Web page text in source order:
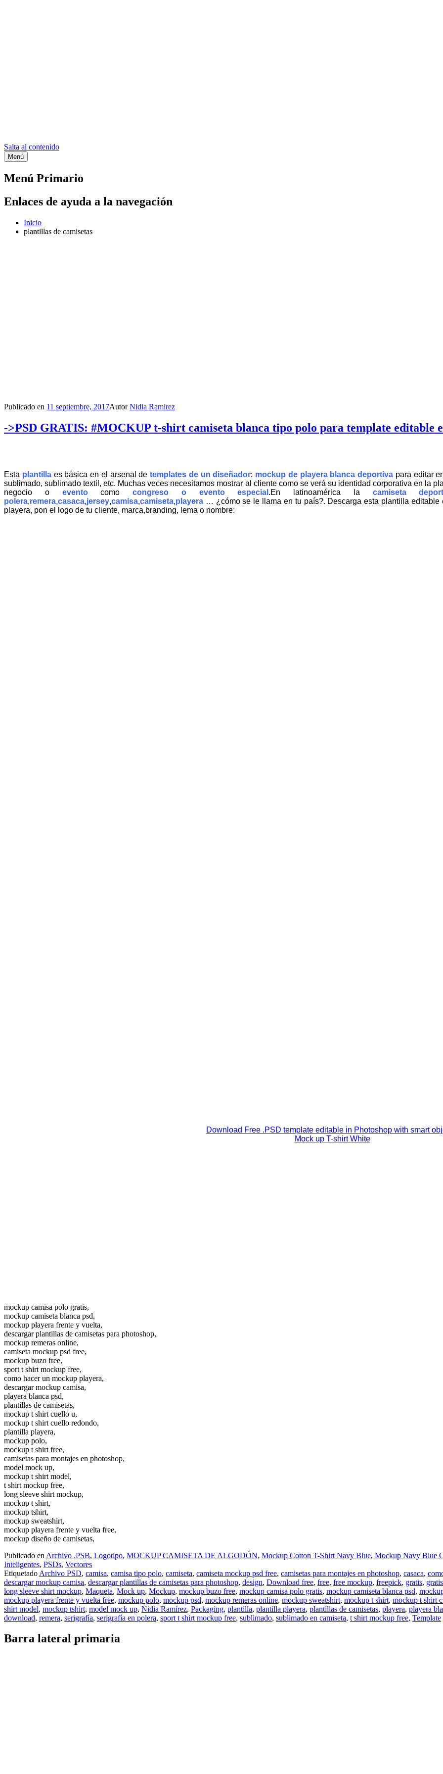
Salta al contenido
Etiqueta: plantillas de camisetas
Menú
Menú Primario
Enlaces de ayuda a la navegación
Inicio
plantillas de camisetas
Publicado en 11 septiembre, 2017AutorNidia Ramirez
->PSD GRATIS: #MOCKUP t-shirt camiseta blanca tipo polo para template editable
Esta plantillaes básica en el arsenal detemplates de un diseñador: mockup de playera blanca deportiva para editar
sublimado, sublimado textil, etc. Muchas veces necesitamos mostrar al cliente como se verá su identidad corporativa en la
negocio o eventocomocongreso o evento especial .En latinoamérica la camiseta
polera,remera,casaca,jersey,camisa,camiseta,playera … ¿cómo se le llama en tu país?. Descarga esta plantilla
playera, pon el logo de tu cliente, marca,branding, lema o nombre:
Download Free .PSD template editable in Photoshop with smart
Mock up T-shirt White
mockup camisa polo gratis,
mockup camiseta blanca psd,
mockup playera frente y vuelta,
descargar plantillas de camisetas para photoshop,
mockup remeras online,
camiseta mockup psd free,
mockup buzo free,
sport t shirt mockup free,
como hacer un mockup playera,
descargar mockup camisa,
playera blanca psd,
plantillas de camisetas,
mockup t shirt cuello u,
mockup t shirt cuello redondo,
plantilla playera,
mockup polo,
mockup t shirt free,
camisetas para montajes en photoshop,
model mock up,
mockup t shirt model,
t shirt mockup free,
long sleeve shirt mockup,
mockup t shirt,
mockup tshirt,
mockup sweatshirt,
mockup playera frente y vuelta free,
mockup diseño de camisetas,
Publicado en Archivo .PSB, Logotipo, MOCKUP CAMISETA DE ALGODÓN, Mockup Cotton T-Shirt Navy Blue, Mockup Navy Blue
Inteligentes, PSDs, Vectores
Etiquetado Archivo PSD, camisa, camisa tipo polo, camiseta, camiseta mockup psd free, camisetas para montajes en photoshop, casaca,
descargar mockup camisa, descargar plantillas de camisetas para photoshop, design, Download free, free, free mockup, freepick, gratis,
long sleeve shirt mockup, Maqueta, Mock up, Mockup, mockup buzo free, mockup camisa polo gratis, mockup camiseta blanca psd,
mockup playera frente y vuelta free, mockup polo, mockup psd, mockup remeras online, mockup sweatshirt, mockup t shirt, mockup t shirt
shirt model, mockup tshirt, model mock up, Nidia Ramírez, Packaging, plantilla, plantilla playera, plantillas de camisetas, playera, playera
download, remera, serigrafía, serigrafía en polera, sport t shirt mockup free, sublimado, sublimado en camiseta, t shirt mockup free, Template
Barra lateral primaria